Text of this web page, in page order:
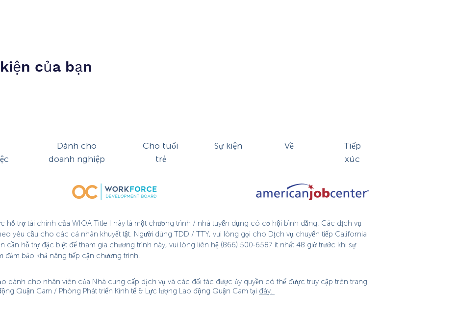
của bạn
Dành cho
doanh nghiệp
Cho tuổi
trẻ
Sự kiện Về
Tiếp
xúc
hỗ trợ tài chính của WIOA Title I này là một chương trình / nhà tuyển dụng có cơ hội bình đẳng. Các dịch vụ
yêu cầu cho các cá nhân khuyết tật. Người dùng TDD / TTY, vui lòng gọi cho Dịch vụ chuyển tiếp California
cần hỗ trợ đặc biệt để tham gia chương trình này, vui lòng liên hệ (866) 500-6587 ít nhất 48 giờ trước khi sự
đảm bảo khả năng tiếp cận chương trình.
dành cho nhân viên của Nhà cung cấp dịch vụ và các đối tác được ủy quyền có thể được truy cập trên trang
Quận Cam / Phòng Phát triển Kinh tế & Lực lượng Lao động Quận Cam tại đây.